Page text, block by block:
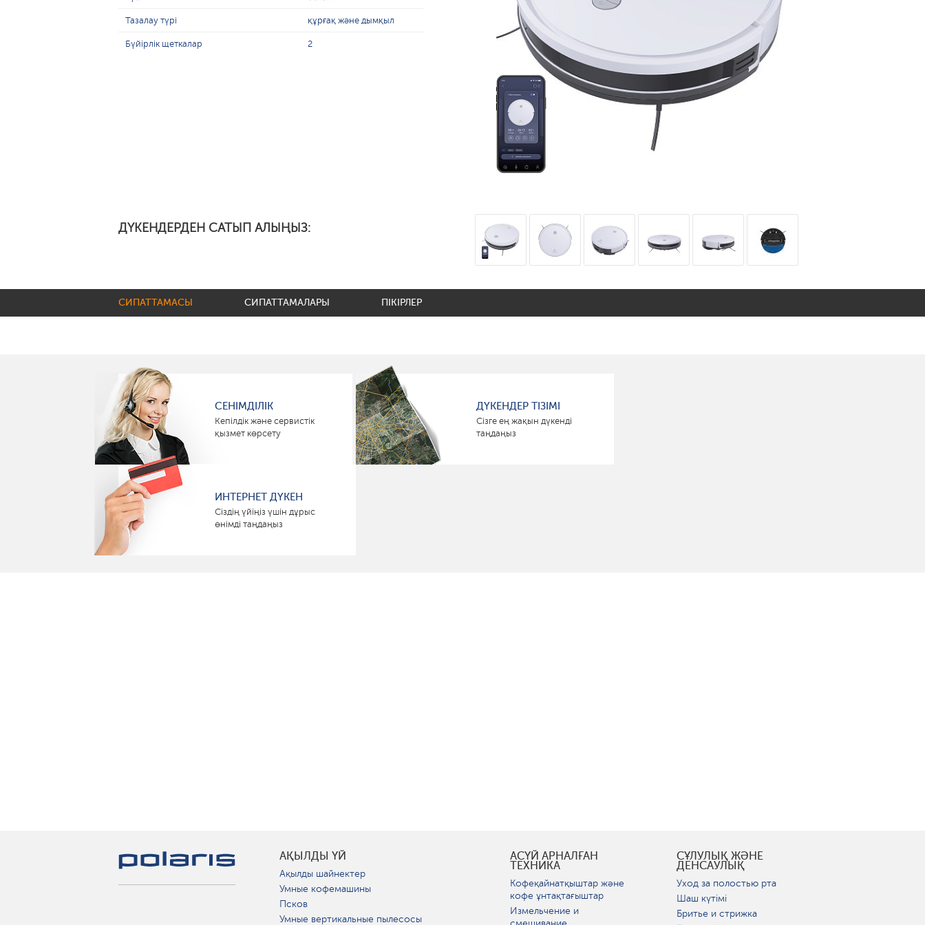
Тазалау түрі құрғақ және дымқыл
Бүйірлік щеткалар 2
ДҮКЕНДЕРДЕН САТЫП АЛЫҢЫЗ:
СИПАТТАМАСЫ СИПАТТАМАЛАРЫ ПІКІРЛЕР
СЕНІМДІЛІК
Кепілдік және сервистік
қызмет көрсету
ДҮКЕНДЕР ТІЗІМІ
Сізге ең жақын дүкенді
таңдаңыз
ИНТЕРНЕТ ДҮКЕН
Сіздің үйіңіз үшін дұрыс
өнімді таңдаңыз
АҚЫЛДЫ ҮЙ
Ақылды шайнектер
Умные кофемашины
Псков
Умные вертикальные пылесосы
АСҮЙ АРНАЛҒАН
ТЕХНИКА
Кофеқайнатқыштар және
кофе ұнтақтағыштар
Измельчение и
СҰЛУЛЫҚ ЖӘНЕ
ДЕНСАУЛЫҚ
Уход за полостью рта
Шаш күтімі
Бритье и стрижка